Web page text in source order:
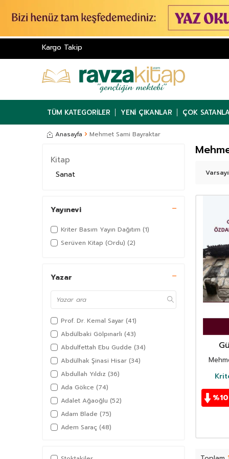
Kargo Takip
TÜM KATEGORILER YENI ÇIKANLAR ÇOK
Anasayfa Mehmet Sami Bayraktar
Kitap
Sanat
Yayınevi
Kriter Basım Yayın Dağıtım (1)
Serüven Kitap (Ordu) (2)
Yazar
Prof. Dr. Kemal Sayar (41)
Abdülbaki Gölpınarlı (43)
Abdulfettah Ebu Gudde (34)
Abdülhak Şinasi Hisar (34)
Abdullah Yıldız (36)
Ada Gökce (74)
Adalet Ağaoğlu (52)
Adam Blade (75)
Adem Saraç (48)
Afşar Timuçin
%10